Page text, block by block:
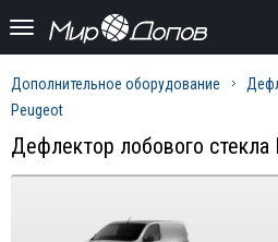
Дополнительное оборудование
Peugeot
Дефлектор лобового стекла